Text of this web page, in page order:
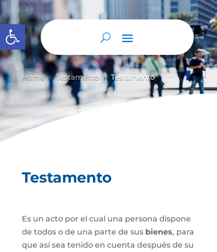
Abrir barra de herramientas
Home 9 Testamento 9 Testamento
Testamento
Es un acto por el cual una persona dispone
de todos o de una parte de sus bienes, para
que así sea tenido en cuenta después de su